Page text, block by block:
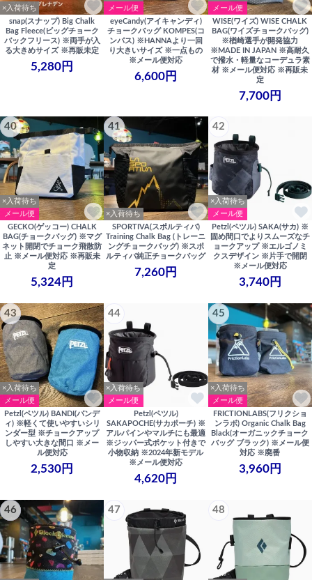
×入荷待ち
snap(スナップ) Big Chalk
Bag Fleece(ビッグチョーク
バックフリース) ※両手が入
る大きめサイズ ※再販未定
5,280円
メール便
eyeCandy(アイキャンディ)
チョークバッグ KOMPES(コ
ンパス) ※HANNAより一回
り大きいサイズ ※一点もの
※メール便対応
6,600円
メール便
WISE(ワイズ) WISE CHALK
BAG(ワイズチョークバッグ)
※楢崎選手が開発協力
※MADE IN JAPAN ※高耐久
で撥水・軽量なコーデュラ素
材 ※メール便対応 ※再販未
定
7,700円
40
×入荷待ち
メール便
GECKO(ゲッコー) CHALK
BAG(チョークバッグ) ※マグ
ネット開閉でチョーク飛散防
止 ※メール便対応 ※再販未
定
5,324円
41
×入荷待ち
SPORTIVA(スポルティバ)
Training Chalk Bag (トレーニ
ングチョークバッグ) ※スポ
ルティバ純正チョークバッグ
7,260円
42
×入荷待ち
メール便
Petzl(ペツル) SAKA(サカ) ※
固め間口でよりスムーズなチ
ョークアップ ※エルゴノミ
クスデザイン ※片手で開閉
※メール便対応
3,740円
43
×入荷待ち
メール便
Petzl(ペツル) BANDI(バンデ
ィ) ※軽くて使いやすいシリ
ンダー型 ※チョークアップ
しやすい大きな間口 ※メー
ル便対応
2,530円
44
×入荷待ち
メール便
Petzl(ペツル)
SAKAPOCHE(サカポーチ) ※
アルパインやマルチにも最適
※ジッパー式ポケット付きで
小物収納 ※2024年新モデル
※メール便対応
4,620円
45
×入荷待ち
メール便
FRICTIONLABS(フリクショ
ンラボ) Organic Chalk Bag
Black(オーガニックチョーク
バッグ ブラック) ※メール便
対応 ※廃番
3,960円
46 47 48